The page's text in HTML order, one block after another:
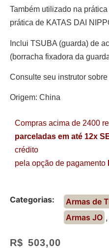
Também utilizado na
prática de KATAS DAI
Inclui TSUBA (guarda) de
(borracha fixadora da
Consulte seu instrutor
Origem: China
Compras acima de 2400
parceladas em até 12x
crédito
pela opção de pagamento
Categorias: Armas de
Armas JO ,
R$ 503,00